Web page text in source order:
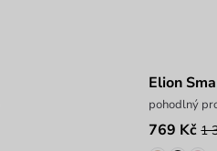
Elion
pohodlný
769 Kč 1